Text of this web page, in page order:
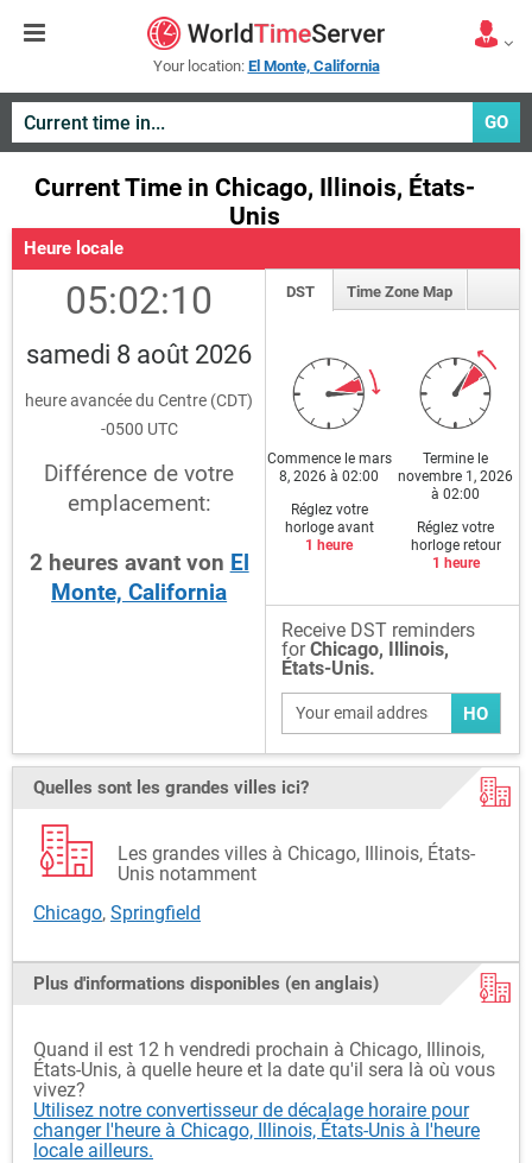
Your location: El Monte, California
GO
Current Time in Chicago, Illinois, États-
Unis
Heure locale
05:02:10
samedi 8 août 2026
heure avancée du Centre (CDT)
-0500 UTC
Différence de votre
emplacement:
2 heures avant von El
Monte, California
DST Time Zone Map
Commence le mars
8, 2026 à 02:00
Réglez votre
horloge avant
1 heure
Termine le
novembre 1, 2026
à 02:00
Réglez votre
horloge retour
1 heure
Receive DST reminders
forChicago, Illinois,
États-Unis.
HO
Quelles sont les grandes villes ici?
Les grandes villes à Chicago, Illinois, États-
Unis notamment
Chicago, Springfield
Plus d'informations disponibles (en anglais)
Quand il est 12 h vendredi prochain à Chicago, Illinois,
États-Unis, à quelle heure et la date qu'il sera là où vous
vivez?
Utilisez notre convertisseur de décalage horaire pour
changer l'heure à Chicago, Illinois, États-Unis à l'heure
locale ailleurs.